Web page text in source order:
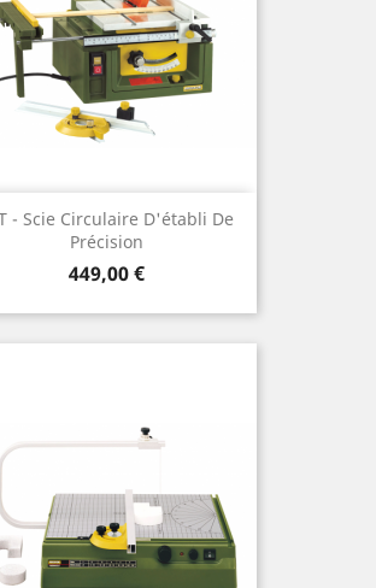
- Scie Circulaire D'établi De
Précision
Prix
449,00 €